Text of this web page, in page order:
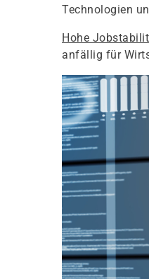
Technologien
Hohe
anfällig für